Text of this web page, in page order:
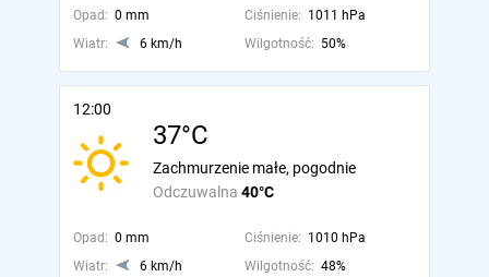
Opad: 0 mm Ciśnienie: 1011 hPa
Wiatr:
6 km/h Wilgotność: 50%
12:00
37°C
Odczuwalna 40°C
Zachmurzenie małe, pogodnie
Opad: 0 mm Ciśnienie: 1010 hPa
Wiatr:
6 km/h Wilgotność: 48%